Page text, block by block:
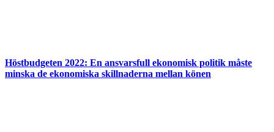
Höstbudgeten 2022: En ansvarsfull ekonomisk politik måste
minska de ekonomiska skillnaderna mellan könen